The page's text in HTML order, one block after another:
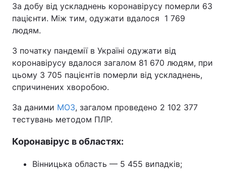
За добу від ускладнень коронавірусу померли 63
пацієнти. Між тим, одужати вдалося 1 769
людям.
З початку пандемії в Україні одужати від
коронавірусу вдалося загалом 81 670 людям, при
цьому 3 705 пацієнтів померли від ускладнень,
спричинених хворобою.
За даними МОЗ, загалом проведено 2 102 377
тестувань методом ПЛР.
Коронавірус в областях:
Вінницька область — 5 455 випадків;